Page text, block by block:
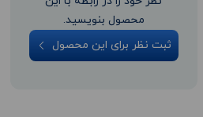
محصول بنویسید.
ثبت نظر برای این محصول